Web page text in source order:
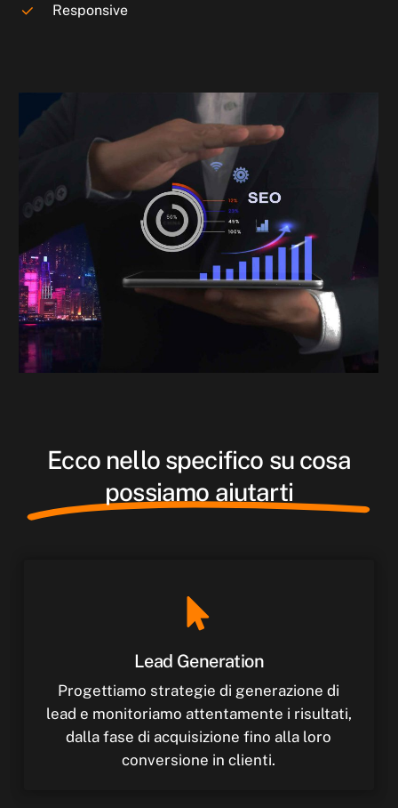
Responsive
Ecco nello specifico su cosa
possiamo aiutarti
Lead Generation
Progettiamo strategie di generazione di
lead e monitoriamo attentamente i risultati,
dalla fase di acquisizione fino alla loro
conversione in clienti.